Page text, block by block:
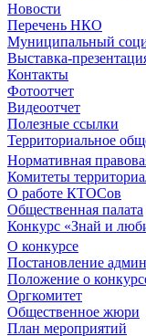
Новости
Перечень НКО
Муниципальный
Выставка-
Контакты
Фотоотчет
Видеоотчет
Полезные ссылки
Территориальное
Нормативная
Комитеты
О работе КТОСов
Общественная палата
Конкурс «Знай и
О конкурсе
Постановление
Положение о
Оргкомитет
Общественное жюри
План мероприятий